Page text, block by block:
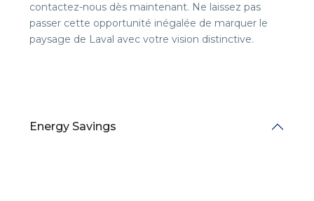
contactez-nous dès maintenant. Ne laissez pas
passer cette opportunité inégalée de marquer le
paysage de Laval avec votre vision distinctive.
Energy Savings